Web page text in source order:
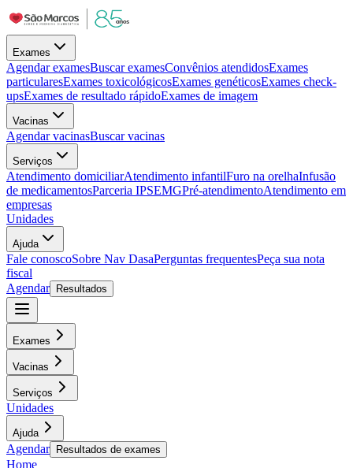
Exames
Agendar examesBuscar examesConvênios atendidosExames
particularesExames toxicológicosExames genéticosExames check-
upsExames de resultado rápidoExames de imagem
Vacinas
Agendar vacinasBuscar vacinas
Serviços
Atendimento domiciliarAtendimento infantilFuro na orelhaInfusão
de medicamentosParceria IPSEMGPré-atendimentoAtendimento em
empresas
Unidades
Ajuda
Fale conoscoSobre Nav DasaPerguntas frequentesPeça sua nota
fiscal
Agendar
Resultados
Exames
Vacinas
Serviços
Unidades
Ajuda
Agendar Resultados de exames
Home